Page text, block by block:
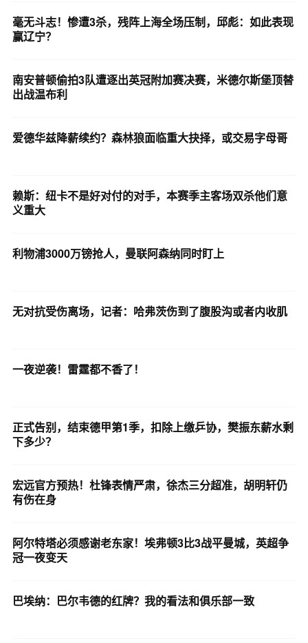
毫无斗志！惨遭3杀，残阵上海全场压制，邱彪：如此表现
赢辽宁？
南安普顿偷拍3队遭逐出英冠附加赛决赛，米德尔斯堡顶替
出战温布利
爱德华兹降薪续约？森林狼面临重大抉择，或交易字母哥
赖斯：纽卡不是好对付的对手，本赛季主客场双杀他们意
义重大
利物浦3000万镑抢人，曼联阿森纳同时盯上
无对抗受伤离场，记者：哈弗茨伤到了腹股沟或者内收肌
一夜逆袭！雷霆都不香了！
正式告别，结束德甲第1季，扣除上缴乒协，樊振东薪水剩
下多少？
宏远官方预热！杜锋表情严肃，徐杰三分超准，胡明轩仍
有伤在身
阿尔特塔必须感谢老东家！埃弗顿3比3战平曼城，英超争
冠一夜变天
巴埃纳：巴尔韦德的红牌？我的看法和俱乐部一致